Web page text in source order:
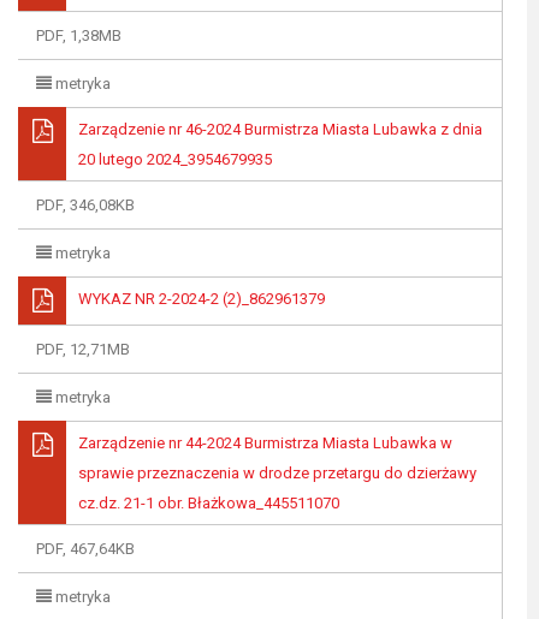
PDF, 1,38MB
metryka
Zarządzenie nr 46-2024 Burmistrza Miasta Lubawka z dnia
20 lutego 2024_3954679935
PDF, 346,08KB
metryka
WYKAZ NR 2-2024-2 (2)_862961379
PDF, 12,71MB
metryka
Zarządzenie nr 44-2024 Burmistrza Miasta Lubawka w
sprawie przeznaczenia w drodze przetargu do dzierżawy
cz.dz. 21-1 obr. Błażkowa_445511070
PDF, 467,64KB
metryka